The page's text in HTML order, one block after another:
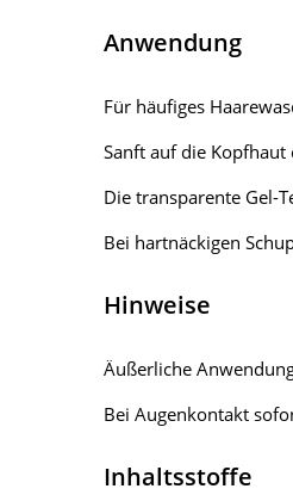
Anwendung
Für häufiges
Sanft auf die
Die transparente Gel-
Bei hartnäckigen
Hinweise
Äußerliche
Bei Augenkontakt
Inhaltsstoffe